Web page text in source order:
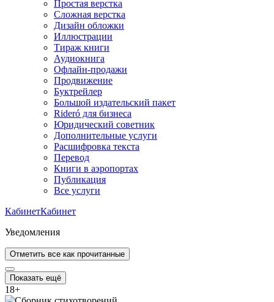
Простая верстка
Сложная верстка
Дизайн обложки
Иллюстрации
Тираж книги
Аудиокнига
Офлайн-продажи
Продвижение
Буктрейлер
Большой издательский пакет
Rideró для бизнеса
Юридический советник
Дополнительные услуги
Расшифровка текста
Перевод
Книги в аэропортах
Публикация
Все услуги
КабинетКабинет
Уведомления
Отметить все как прочитанные
Показать ещё
18+